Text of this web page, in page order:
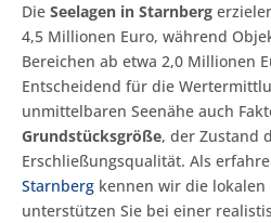
Die Seelagen in Starnberg
4,5 Millionen Euro, während
Bereichen ab etwa 2,0 Millionen
Entscheidend für die
unmittelbaren Seenähe auch
Grundstücksgröße, der Zustand
Erschließungsqualität. Als
Starnberg kennen wir die
unterstützen Sie bei einer